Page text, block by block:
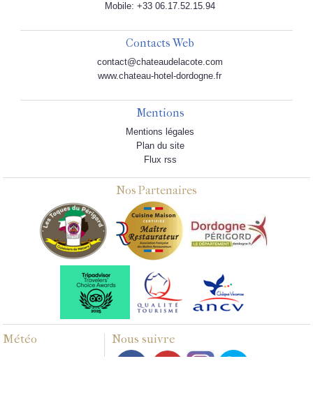
Mobile: +33 06.17.52.15.94
Contacts Web
contact@chateaudelacote.com
www.chateau-hotel-dordogne.fr
Mentions
Mentions légales
Plan du site
Flux rss
Nos Partenaires
Météo Nous suivre